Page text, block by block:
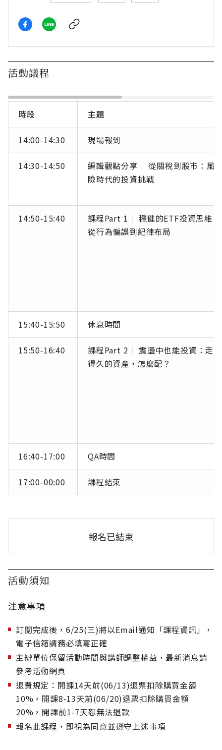
活動議程
時段 主題
14:00-14:30 現場報到
14:30-14:50
編輯觀點分享｜ 從關稅到股市：風
險時代的投資挑戰
14:50-15:40
課程Part 1｜ 穩健的ETF投資思維：
從行為偏誤到紀律布局
15:40-15:50 休息時間
15:50-16:40
課程Part 2｜ 震盪中也能投資：走
得久的資產，怎麼配？
16:40-17:00 QA時間
17:00-00:00 課程結束
報名已結束
活動須知
注意事項
訂閱完成後，6/25(三)將以Email通知「課程資訊」，
電子信箱請務必填寫正確
主辦單位保留活動時間與講師調整權益，最新消息請
參考活動網頁
退費規定：開課14天前(06/13)退票扣除購買金額
10%，開課8-13天前(06/20)退票扣除購買金額
20%，開課前1-7天恕無法退款
報名此課程，即視為同意並遵守上述事項